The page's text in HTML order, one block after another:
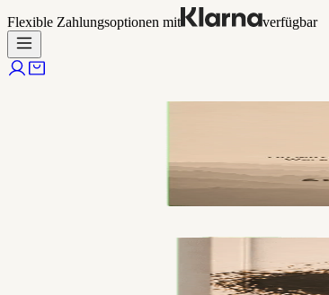
Flexible Zahlungsoptionen mit verfügbar